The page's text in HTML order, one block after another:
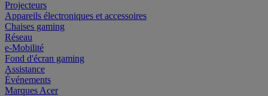
Projecteurs
Appareils électroniques et accessoires
Chaises gaming
Réseau
e-Mobilité
Fond d'écran gaming
Assistance
Événements
Marques Acer